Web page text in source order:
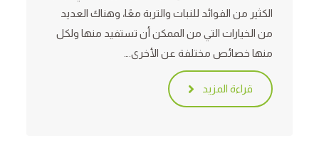
الكثير من الفوائد للنبات والتربة معًا، وهناك العديد
من الخيارات التي من الممكن أن تستفيد منها ولكل
منها خصائص مختلفة عن الأخرى.…
قراءة المزيد